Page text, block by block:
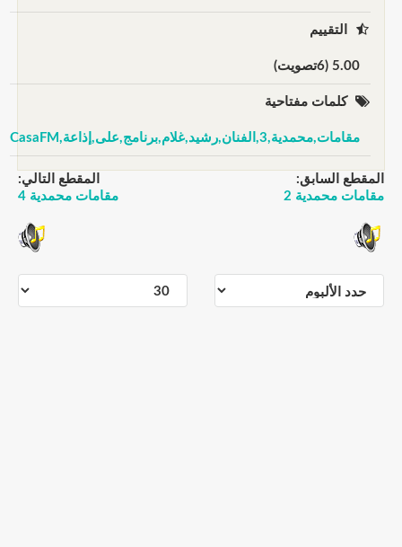
التقييم
5.00 (6تصويت)
كلمات مفتاحية
مقامات,محمدية,3,الفنان,رشيد,غلام,برنامج,على,إذاعة,CasaFM
المقطع السابق:
مقامات محمدية 2
المقطع التالي:
مقامات محمدية 4